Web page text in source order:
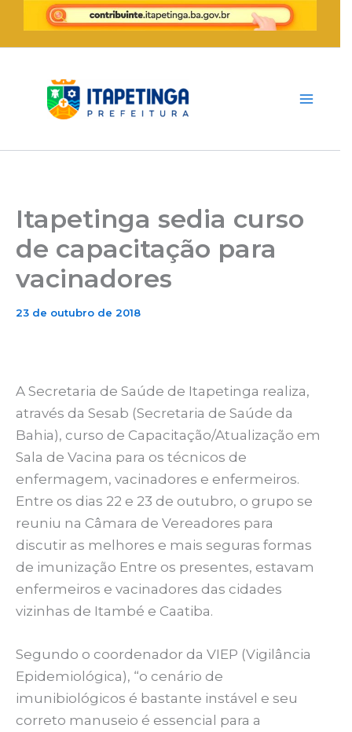
para
conteúdo
Itapetinga sedia curso
de capacitação para
vacinadores
23 de outubro de 2018
A Secretaria de Saúde de Itapetinga realiza,
através da Sesab (Secretaria de Saúde da
Bahia), curso de Capacitação/Atualização em
Sala de Vacina para os técnicos de
enfermagem, vacinadores e enfermeiros.
Entre os dias 22 e 23 de outubro, o grupo se
reuniu na Câmara de Vereadores para
discutir as melhores e mais seguras formas
de imunização Entre os presentes, estavam
enfermeiros e vacinadores das cidades
vizinhas de Itambé e Caatiba.
Segundo o coordenador da VIEP (Vigilância
Epidemiológica), “o cenário de
imunibiológicos é bastante instável e seu
correto manuseio é essencial para a